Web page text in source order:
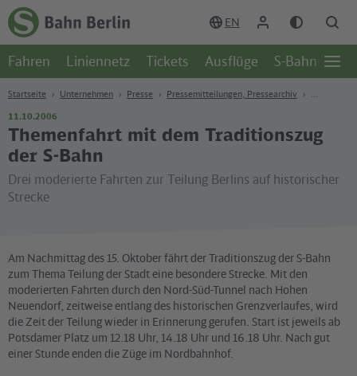
Zum Hauptinhalt
Zur Suche
Zur Hauptnavigation
Zur Fußzeile
Zur
Startseite
S-
Bahn
EN
Fahren Liniennetz Tickets Ausflüge S-Bahn-Welt
Startseite Unternehmen Presse Pressemitteilungen, Pressearchiv
11.10.2006
Themenfahrt mit dem Traditionszug
der S-Bahn
Drei moderierte Fahrten zur Teilung Berlins auf historischer
Strecke
Am Nachmittag des 15. Oktober fährt der Traditionszug der S-Bahn
zum Thema Teilung der Stadt eine besondere Strecke. Mit den
moderierten Fahrten durch den Nord-Süd-Tunnel nach Hohen
Neuendorf, zeitweise entlang des historischen Grenzverlaufes, wird
die Zeit der Teilung wieder in Erinnerung gerufen. Start ist jeweils ab
Potsdamer Platz um 12.18 Uhr, 14.18 Uhr und 16.18 Uhr. Nach gut
einer Stunde enden die Züge im Nordbahnhof.